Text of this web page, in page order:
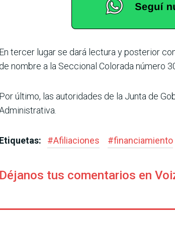
En tercer lugar se dará lec­tura y posterior
de nombre a la Seccio­nal Colorada número
Por último, las autorida­des de la Junta de
Etiquetas: #Afiliaciones #financiamiento
Déjanos tus comentarios en